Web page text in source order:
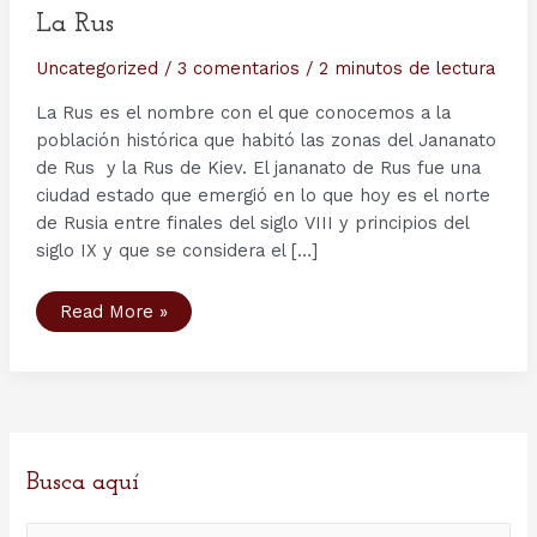
La Rus
Uncategorized / 3 comentarios / 2 minutos de lectura
La Rus es el nombre con el que conocemos a la
población histórica que habitó las zonas del Jananato
de Rus y la Rus de Kiev. El jananato de Rus fue una
ciudad estado que emergió en lo que hoy es el norte
de Rusia entre finales del siglo VIII y principios del
siglo IX y que se considera el […]
La
Rus
Read More »
Busca aquí